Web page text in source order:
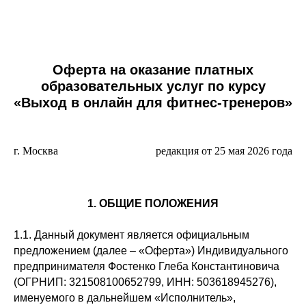
Оферта на оказание платных
образовательных услуг по курсу
«Выход в онлайн для фитнес-тренеров»
г. Москва редакция от 25 мая 2026 года
1. ОБЩИЕ ПОЛОЖЕНИЯ
1.1. Данный документ является официальным
предложением (далее – «Оферта») Индивидуального
предпринимателя Фостенко Глеба Константиновича
(ОГРНИП: 321508100652799, ИНН: 503618945276),
именуемого в дальнейшем «Исполнитель»,